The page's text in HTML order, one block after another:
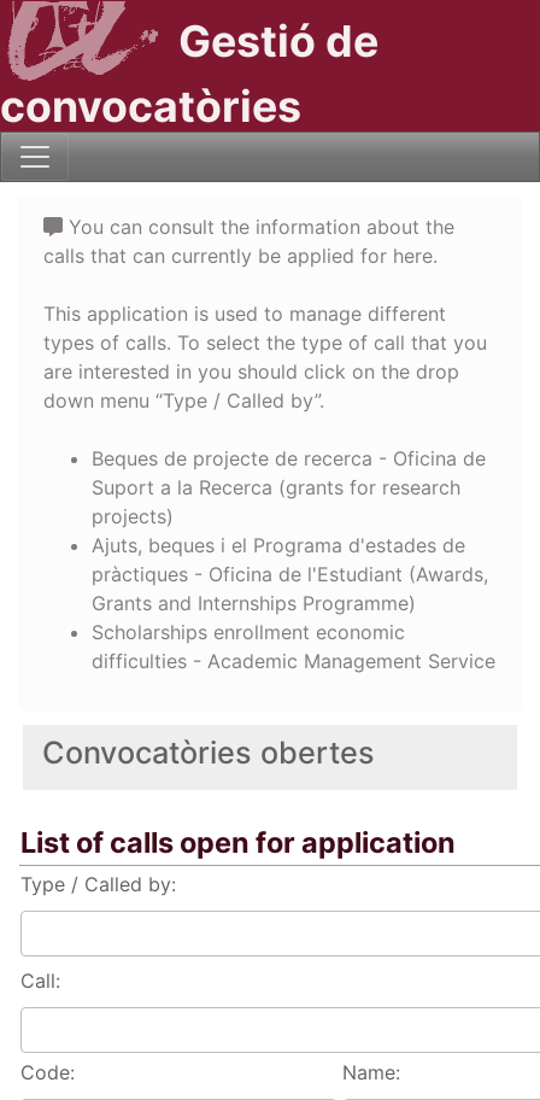
Gestió de
convocatòries
Convocatòries obertes
List of calls open for application
Type / Called by:
Call:
Code: Name:
You can consult the information about the
calls that can currently be applied for here.
This application is used to manage different
types of calls. To select the type of call that you
are interested in you should click on the drop
down menu “Type / Called by”.
Beques de projecte de recerca - Oficina de
Suport a la Recerca (grants for research
projects)
Ajuts, beques i el Programa d'estades de
pràctiques - Oficina de l'Estudiant (Awards,
Grants and Internships Programme)
Scholarships enrollment economic
difficulties - Academic Management Service